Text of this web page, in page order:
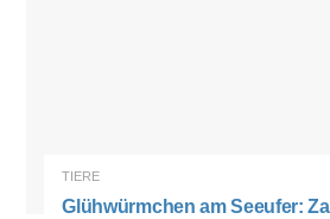
TIERE
Glühwürmchen am Seeufer: